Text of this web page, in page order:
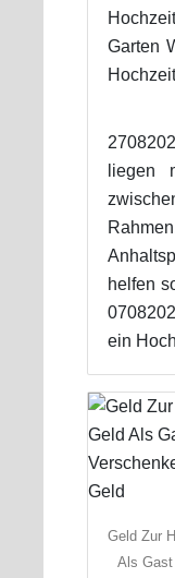
Garten
liegen
helfen
ein
Geld Zur
Als Gast